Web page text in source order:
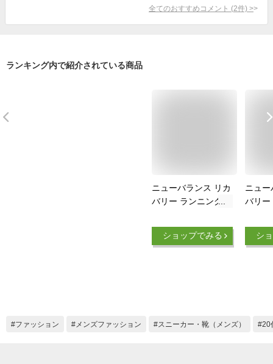
全てのおすすめコメント (2件) >
ランキング内で紹介されている商品
ニューバランス リカ
バリー ランニング
ン スニーカー フレ
ッシュフォーム new
ショップでみる
ニュー
バリー
ン ス
ッシ
シ
ファッション メンズファッション スニーカー・靴（メンズ） 20